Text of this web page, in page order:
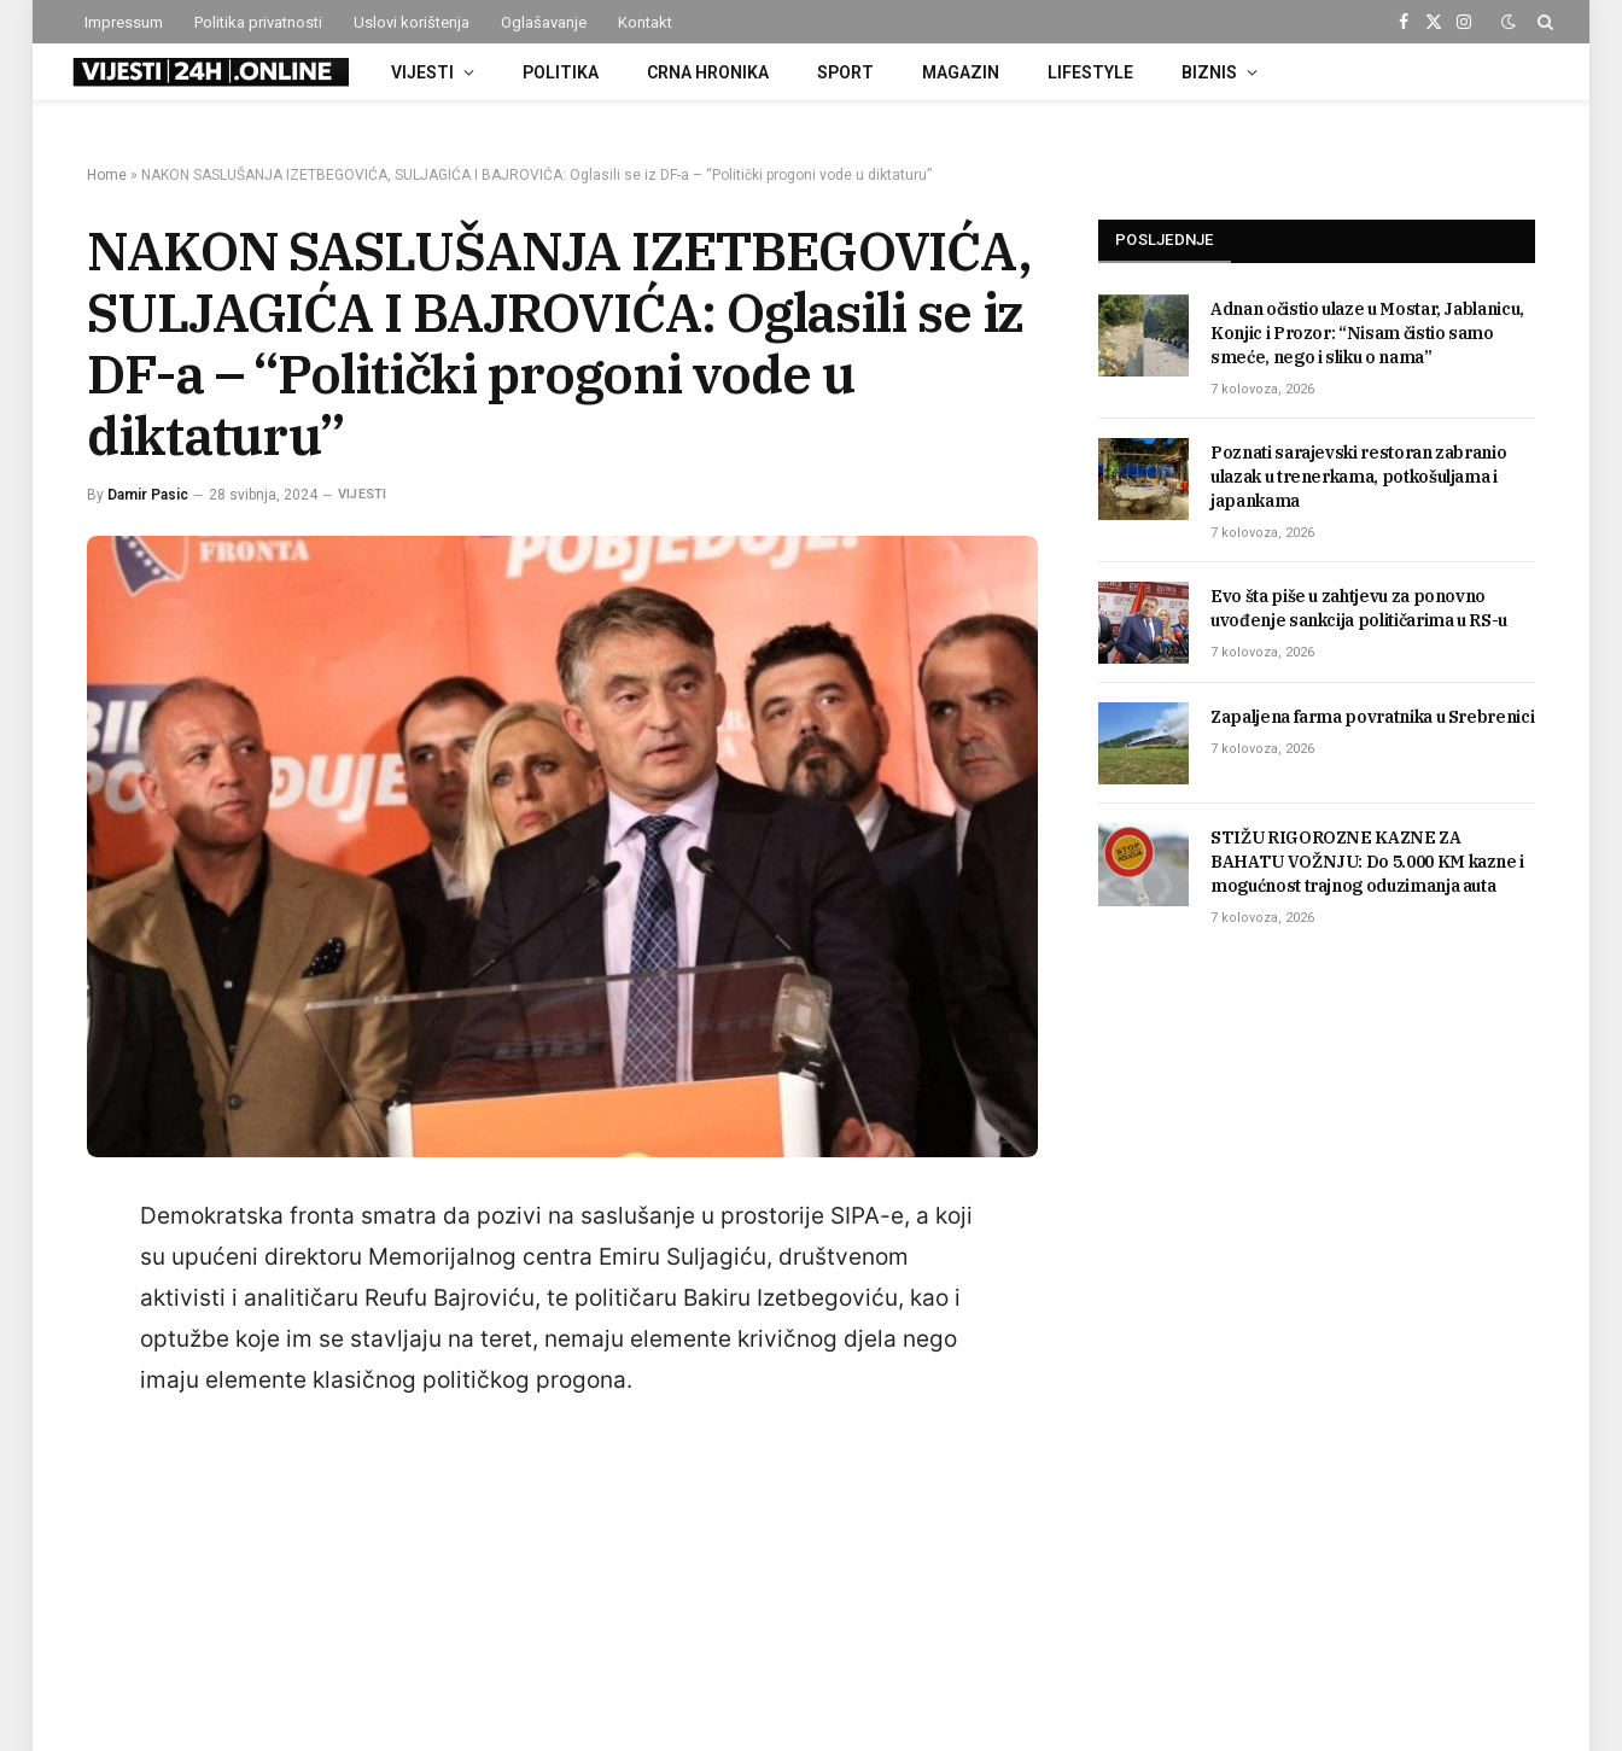
Impressum Politika privatnosti Uslovi korištenja Oglašavanje Kontakt
Facebook
X
Instagram
VIJESTI POLITIKA CRNA HRONIKA SPORT MAGAZIN LIFESTYLE BIZNIS
Home » NAKON SASLUŠANJA IZETBEGOVIĆA, SULJAGIĆA I BAJROVIĆA: Oglasili se iz DF-a – “Politički progoni vode u diktaturu”
NAKON SASLUŠANJA IZETBEGOVIĆA,
SULJAGIĆA I BAJROVIĆA: Oglasili se iz
DF-a – “Politički progoni vode u
diktaturu”
By Damir Pasic 28 svibnja, 2024 VIJESTI
Demokratska fronta smatra da pozivi na saslušanje u prostorije SIPA-e, a koji
su upućeni direktoru Memorijalnog centra Emiru Suljagiću, društvenom
aktivisti i analitičaru Reufu Bajroviću, te političaru Bakiru Izetbegoviću, kao i
optužbe koje im se stavljaju na teret, nemaju elemente krivičnog djela nego
imaju elemente klasičnog političkog progona.
POSLJEDNJE
Adnan očistio ulaze u Mostar, Jablanicu,
Konjic i Prozor: “Nisam čistio samo
smeće, nego i sliku o nama”
7 kolovoza, 2026
Poznati sarajevski restoran zabranio
ulazak u trenerkama, potkošuljama i
japankama
7 kolovoza, 2026
Evo šta piše u zahtjevu za ponovno
uvođenje sankcija političarima u RS-u
7 kolovoza, 2026
Zapaljena farma povratnika u Srebrenici
7 kolovoza, 2026
STIŽU RIGOROZNE KAZNE ZA
BAHATU VOŽNJU: Do 5.000 KM kazne i
mogućnost trajnog oduzimanja auta
7 kolovoza, 2026